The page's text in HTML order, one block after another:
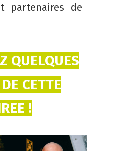
partenaires de
QUELQUES
CETTE
!